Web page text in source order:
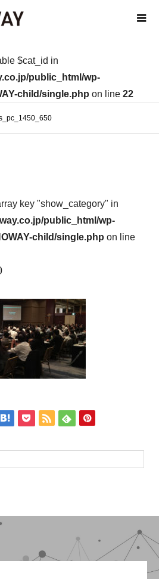
$cat_id in
public_html/wp-
child/single.php on line 22
key "show_category" in
public_html/wp-
child/single.php on line